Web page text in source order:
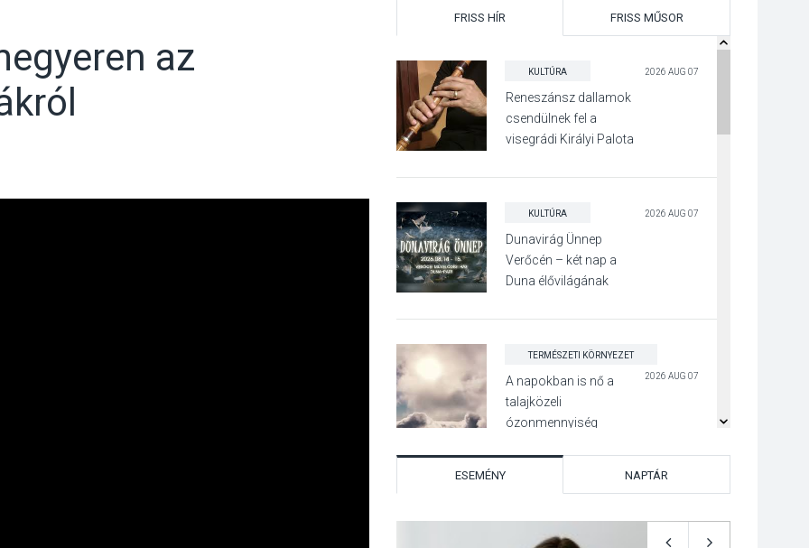
az
FRISS HÍR FRISS MŰSOR
KULTÚRA 2026 AUG 07
Reneszánsz dallamok
csendülnek fel a
visegrádi Királyi Palota
KULTÚRA 2026 AUG 07
Dunavirág Ünnep
Verőcén – két nap a
Duna élővilágának
TERMÉSZETI KÖRNYEZET
2026 AUG 07
A napokban is nő a
talajközeli
ózonmennyiség
KULTÚRA 2026 AUG 06
Mi a pszichológia, és
miért van rá
ESEMÉNY NAPTÁR